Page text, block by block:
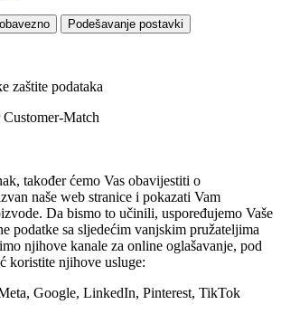
Podešavanje postavki
zaštite podataka
Match
također ćemo Vas obavijestiti o
naše web stranice i pokazati Vam
Da bismo to učinili, uspoređujemo Vaše
podatke sa sljedećim vanjskim pružateljima
njihove kanale za online oglašavanje, pod
koristite njihove usluge:
Google, LinkedIn, Pinterest, TikTok